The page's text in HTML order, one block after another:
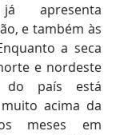
apresenta
e também às
a seca
e nordeste
país está
acima da
meses em